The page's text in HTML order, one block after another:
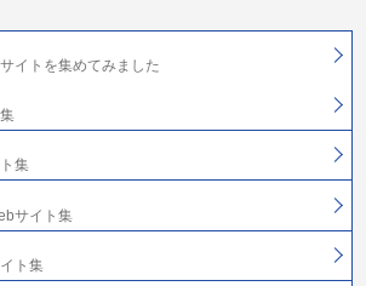
イトを集めてみました
集
サイト集
ト集